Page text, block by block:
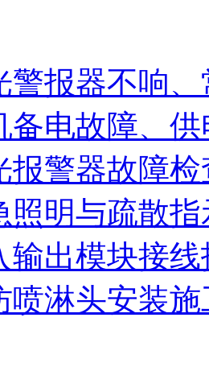
警报器不响
备电故障、
报警器故障
照明与疏散
输出模块接
喷淋头安装